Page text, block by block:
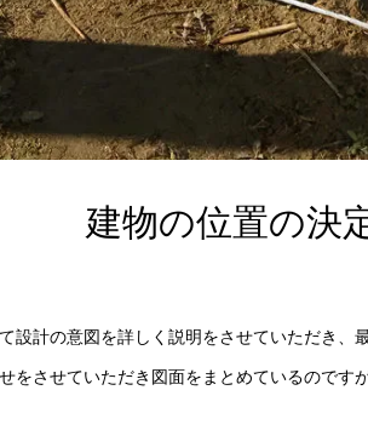
建物の位置の決
計の意図を詳しく説明をさせていただき、
をさせていただき図面をまとめているので